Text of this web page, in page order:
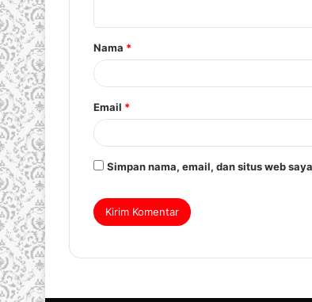
Nama *
Email *
Simpan nama, email, dan situs web